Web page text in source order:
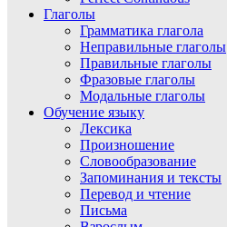
Глаголы
Грамматика глагола
Неправильные глаголы
Правильные глаголы
Фразовые глаголы
Модальные глаголы
Обучение языку
Лексика
Произношение
Словообразование
Запоминания и тексты
Перевод и чтение
Письма